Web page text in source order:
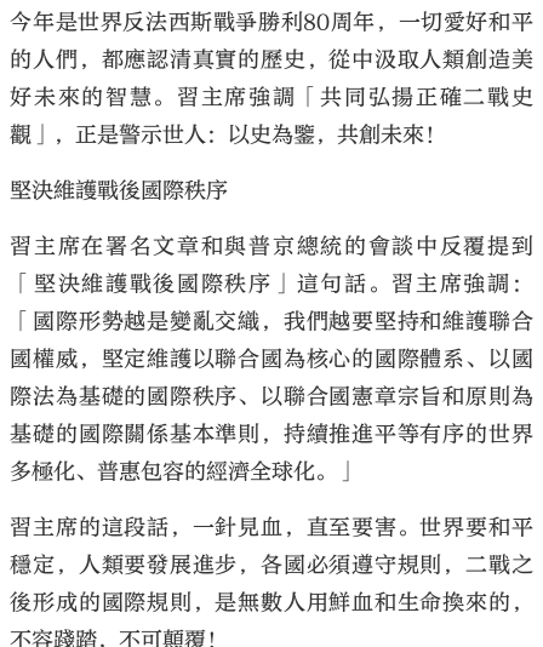
今年是世界反法西斯戰爭勝利80周年，一切愛好和平
的人們，都應認清真實的歷史，從中汲取人類創造美
好未來的智慧。習主席強調「共同弘揚正確二戰史
觀」，正是警示世人：以史為鑒，共創未來！
堅決維護戰後國際秩序
習主席在署名文章和與普京總統的會談中反覆提到
「堅決維護戰後國際秩序」這句話。習主席強調：
「國際形勢越是變亂交織，我們越要堅持和維護聯合
國權威，堅定維護以聯合國為核心的國際體系、以國
際法為基礎的國際秩序、以聯合國憲章宗旨和原則為
基礎的國際關係基本準則，持續推進平等有序的世界
多極化、普惠包容的經濟全球化。」
習主席的這段話，一針見血，直至要害。世界要和平
穩定，人類要發展進步，各國必須遵守規則，二戰之
後形成的國際規則，是無數人用鮮血和生命換來的，
不容踐踏，不可顛覆！